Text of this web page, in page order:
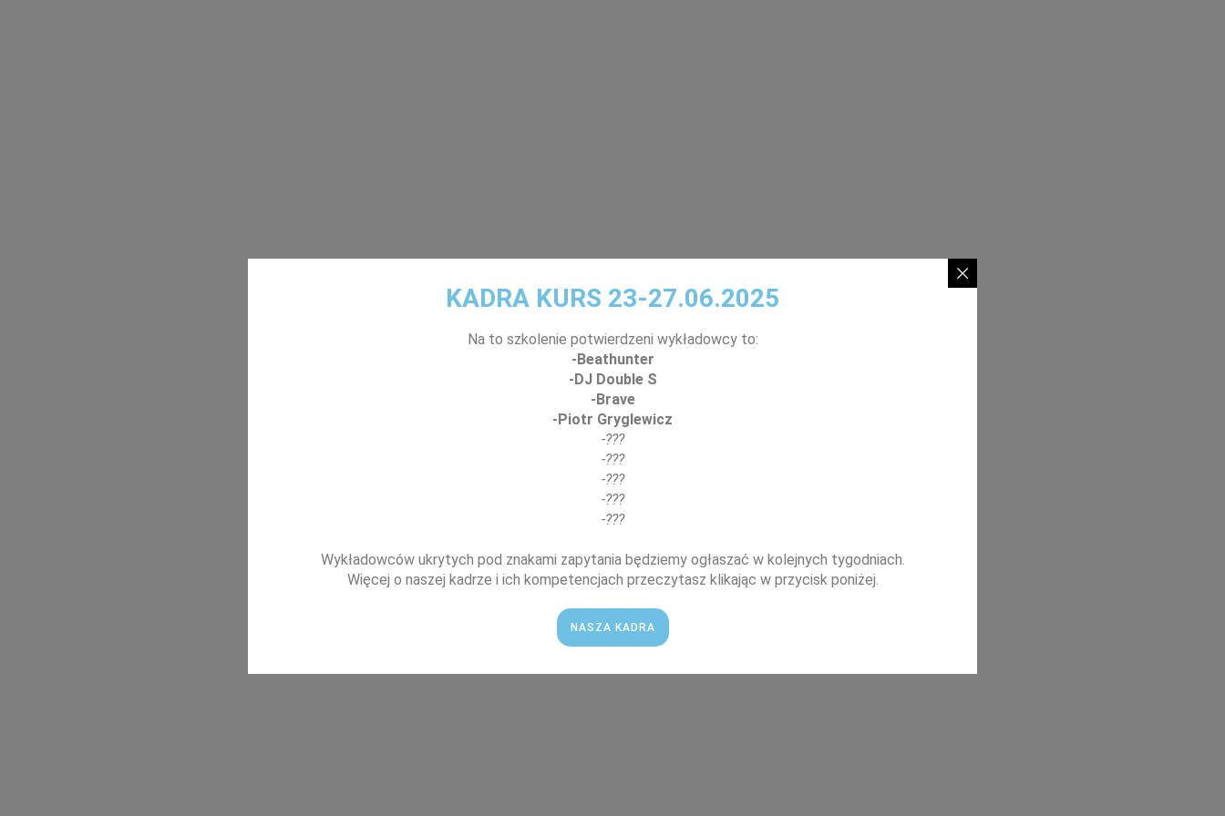
KADRA KURS 23-27.06.2025
Na to szkolenie potwierdzeni wykładowcy to:
-Beathunter
-DJ Double S
-Brave
-Piotr Gryglewicz
-???
-???
-???
-???
-???
Wykładowców ukrytych pod znakami zapytania będziemy ogłaszać w kolejnych tygodniach.
Więcej o naszej kadrze i ich kompetencjach przeczytasz klikając w przycisk poniżej.
NASZA KADRA